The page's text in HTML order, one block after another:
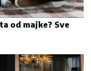
od majke? Sve